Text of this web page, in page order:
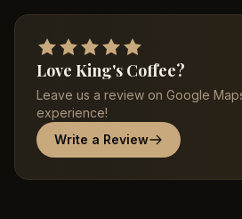
Love King's Coffee?
Leave us a review on Google
experience!
Write a Review